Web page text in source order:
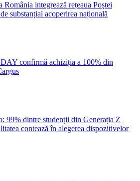
România integrează rețeaua Poștei
substanțial acoperirea națională
confirmă achiziția a 100% din
99% dintre studenții din Generația Z
contează în alegerea dispozitivelor